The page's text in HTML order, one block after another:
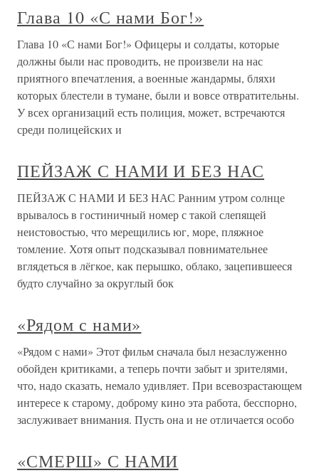
Глава 10 «С нами Бог!»
Глава 10 «С нами Бог!» Офицеры и солдаты, которые
должны были нас проводить, не произвели на нас
приятного впечатления, а военные жандармы, бляхи
которых блестели в тумане, были и вовсе отвратительны.
У всех организаций есть полиция, может, встречаются
среди полицейских и
ПЕЙЗАЖ С НАМИ И БЕЗ НАС
ПЕЙЗАЖ С НАМИ И БЕЗ НАС Ранним утром солнце
врывалось в гостиничный номер с такой слепящей
неистовостью, что мерещились юг, море, пляжное
томление. Хотя опыт подсказывал повнимательнее
вглядеться в лёгкое, как перышко, облако, зацепившееся
будто случайно за округлый бок
«Рядом с нами»
«Рядом с нами» Этот фильм сначала был незаслуженно
обойден критиками, а теперь почти забыт и зрителями,
что, надо сказать, немало удивляет. При всевозрастающем
интересе к старому, доброму кино эта работа, бесспорно,
заслуживает внимания. Пусть она и не отличается особо
«СМЕРШ» С НАМИ